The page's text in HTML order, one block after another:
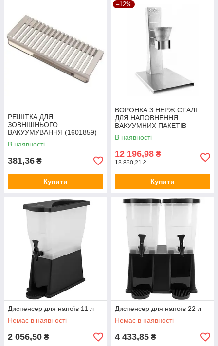
РЕШІТКА ДЛЯ
ЗОВНІШНЬОГО
ВАКУУМУВАННЯ (1601859)
В наявності
381,36 ₴
Купити
–12%
ВОРОНКА З НЕРЖ СТАЛІ
ДЛЯ НАПОВНЕННЯ
ВАКУУМНИХ ПАКЕТІВ
(1601885)
В наявності
12 196,98 ₴
13 860,21 ₴
Купити
Диспенсер для напоїв 11 л
Немає в наявності
2 056,50 ₴
Диспенсер для напоїв 22 л
Немає в наявності
4 433,85 ₴